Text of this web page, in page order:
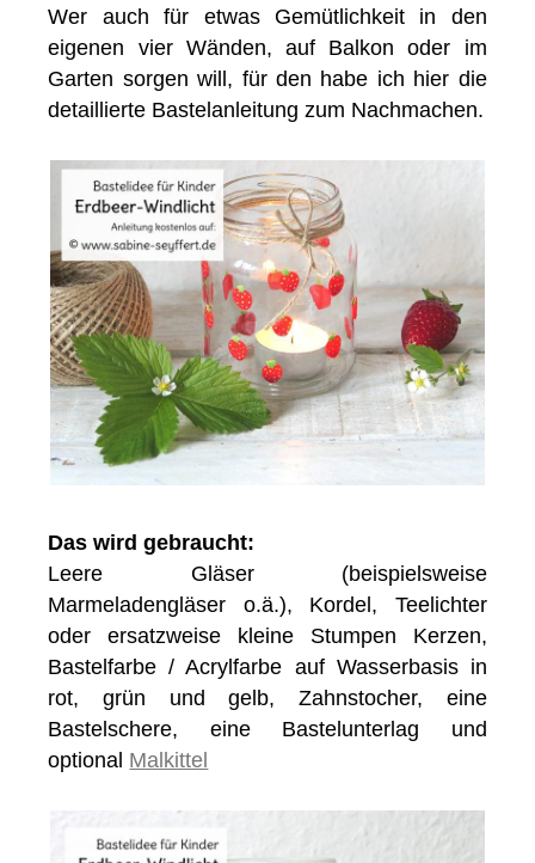
Wer auch für etwas Gemütlichkeit in den
eigenen vier Wänden, auf Balkon oder im
Garten sorgen will, für den habe ich hier die
detaillierte Bastelanleitung zum Nachmachen.
Das wird gebraucht:
Leere Gläser (beispielsweise
Marmeladengläser o.ä.), Kordel, Teelichter
oder ersatzweise kleine Stumpen Kerzen,
Bastelfarbe / Acrylfarbe auf Wasserbasis in
rot, grün und gelb, Zahnstocher, eine
Bastelschere, eine Bastelunterlag und
optional Malkittel